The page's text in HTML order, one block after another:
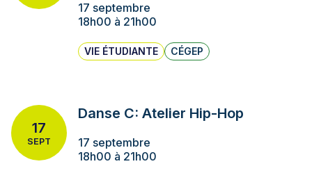
17 septembre
18h00 à 21h00
VIE ÉTUDIANTE CÉGEP
17
SEPT
Danse C: Atelier Hip-Hop
17 septembre
18h00 à 21h00